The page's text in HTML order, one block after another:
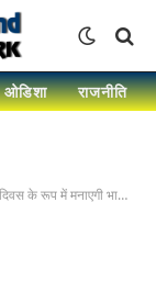
ओडिशा राजनीति
सभी मंडलों में आयोजित होंगे कार्यक्रम